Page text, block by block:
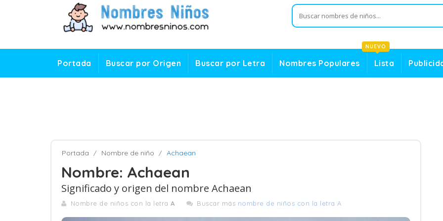
Portada Buscar por Origen Buscar por Letra Nombres Populares Lista
NUEVO
Portada Nombre de niño Achaean
Nombre: Achaean
Significado y origen del nombre Achaean
Nombre de niños con la letra A Buscar más nombre de niños con la letra A